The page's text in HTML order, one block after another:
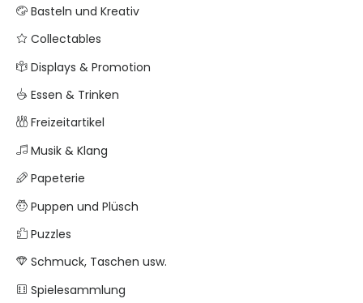
Basteln und Kreativ
Collectables
Displays & Promotion
Essen & Trinken
Freizeitartikel
Musik & Klang
Papeterie
Puppen und Plüsch
Puzzles
Schmuck, Taschen usw.
Spielesammlung